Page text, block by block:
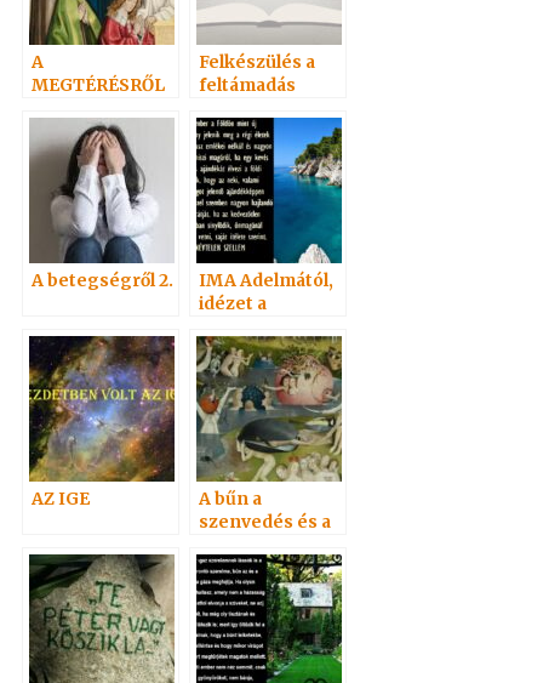
A
MEGTÉRÉSRŐL
Felkészülés a
feltámadás
Adai közlemény
A betegségről 2.
IMA Adelmától,
idézet a
Szellemtől 16.
AZ IGE
A bűn a
szenvedés és a